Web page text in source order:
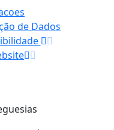
de Dados